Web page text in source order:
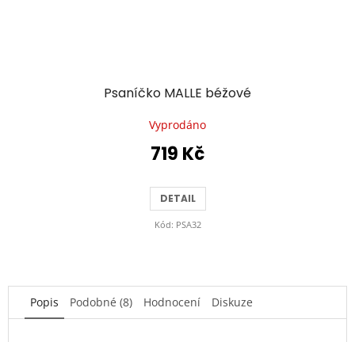
Psaníčko MALLE béžové
Vyprodáno
719 Kč
DETAIL
Kód: PSA32
Popis Podobné (8) Hodnocení Diskuze